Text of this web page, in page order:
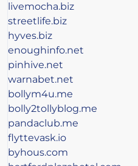
livemocha.biz
streetlife.biz
hyves.biz
enoughinfo.net
pinhive.net
warnabet.net
bollym4u.me
bolly2tollyblog.me
pandaclub.me
flyttevask.io
byhous.com